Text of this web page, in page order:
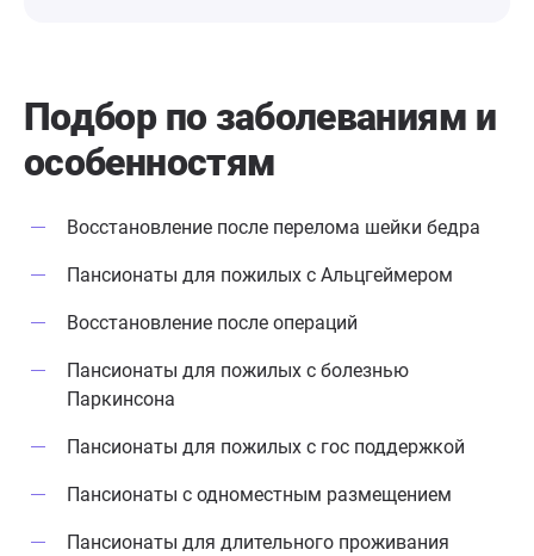
Подбор по заболеваниям и
особенностям
Восстановление после перелома шейки бедра
Пансионаты для пожилых с Альцгеймером
Восстановление после операций
Пансионаты для пожилых с болезнью
Паркинсона
Пансионаты для пожилых с гос поддержкой
Пансионаты с одноместным размещением
Пансионаты для длительного проживания